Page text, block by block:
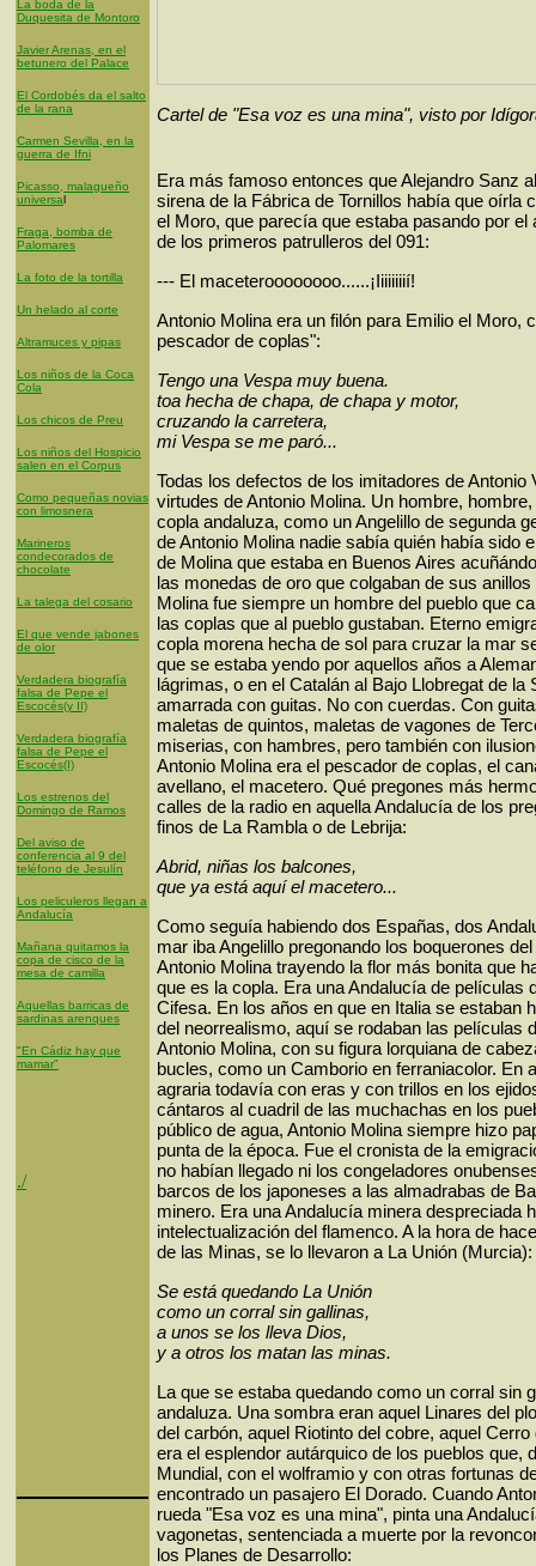
La boda de la
Duquesita de Montoro
Javier Arenas, en el
betunero del Palace
El Cordobés da el salto
de la rana
Carmen Sevilla, en la
guerra de Ifni
Picasso, malagueño
universal
Fraga, bomba de
Palomares
La foto de la tortilla
Un helado al corte
Altramuces y pipas
Los niños de la Coca
Cola
Los chicos de Preu
Los niños del Hospicio
salen en el Corpus
Como pequeñas novias
con limosnera
Marineros
condecorados de
chocolate
La talega del cosario
El que vende jabones
de olor
Verdadera biografía
falsa de Pepe el
Escocés(y II)
Verdadera biografía
falsa de Pepe el
Escocés(I)
Los estrenos del
Domingo de Ramos
Del aviso de
conferencia al 9 del
teléfono de Jesulín
Los peliculeros llegan a
Andalucía
Mañana quitamos la
copa de cisco de la
mesa de camilla
Aquellas barricas de
sardinas arenques
"En Cádiz hay que
mamar"
./
Cartel de "Esa voz es una mina", visto por
Era más famoso entonces que Alejandro Sanz
sirena de la Fábrica de Tornillos había que oírla
el Moro, que parecía que estaba pasando por el
de los primeros patrulleros del 091:
--- El maceteroooooooo......¡Iiiiiiiií!
Antonio Molina era un filón para Emilio el Moro,
pescador de coplas":
Tengo una Vespa muy buena.
toa hecha de chapa, de chapa y motor,
cruzando la carretera,
mi Vespa se me paró...
Todas los defectos de los imitadores de Antonio
virtudes de Antonio Molina. Un hombre,
copla andaluza, como un Angelillo de segunda
de Antonio Molina nadie sabía quién había sido
de Molina que estaba en Buenos Aires
las monedas de oro que colgaban de sus
Molina fue siempre un hombre del pueblo que
las coplas que al pueblo gustaban. Eterno
copla morena hecha de sol para cruzar la mar
que se estaba yendo por aquellos años a
lágrimas, o en el Catalán al Bajo Llobregat de la
amarrada con guitas. No con cuerdas. Con
maletas de quintos, maletas de vagones de
miserias, con hambres, pero también con
Antonio Molina era el pescador de coplas, el
avellano, el macetero. Qué pregones más
calles de la radio en aquella Andalucía de los
finos de La Rambla o de Lebrija:
Abrid, niñas los balcones,
que ya está aquí el macetero...
Como seguía habiendo dos Españas, dos
mar iba Angelillo pregonando los boquerones
Antonio Molina trayendo la flor más bonita que
que es la copla. Era una Andalucía de películas
Cifesa. En los años en que en Italia se estaban
del neorrealismo, aquí se rodaban las películas
Antonio Molina, con su figura lorquiana de
bucles, como un Camborio en ferraniacolor. En
agraria todavía con eras y con trillos en los
cántaros al cuadril de las muchachas en los
público de agua, Antonio Molina siempre hizo
punta de la época. Fue el cronista de la
no habían llegado ni los congeladores
barcos de los japoneses a las almadrabas de
minero. Era una Andalucía minera despreciada
intelectualización del flamenco. A la hora de
de las Minas, se lo llevaron a La Unión (Murcia):
Se está quedando La Unión
como un corral sin gallinas,
a unos se los lleva Dios,
y a otros los matan las minas.
La que se estaba quedando como un corral sin
andaluza. Una sombra eran aquel Linares del
del carbón, aquel Riotinto del cobre, aquel
era el esplendor autárquico de los pueblos que,
Mundial, con el wolframio y con otras fortunas
encontrado un pasajero El Dorado. Cuando
rueda "Esa voz es una mina", pinta una
vagonetas, sentenciada a muerte por la
los Planes de Desarrollo: